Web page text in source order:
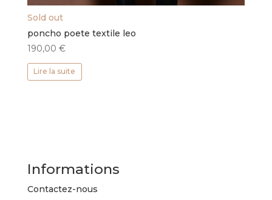
Sold out
poncho poete textile leo
190,00 €
Lire la suite
Informations
Contactez-nous